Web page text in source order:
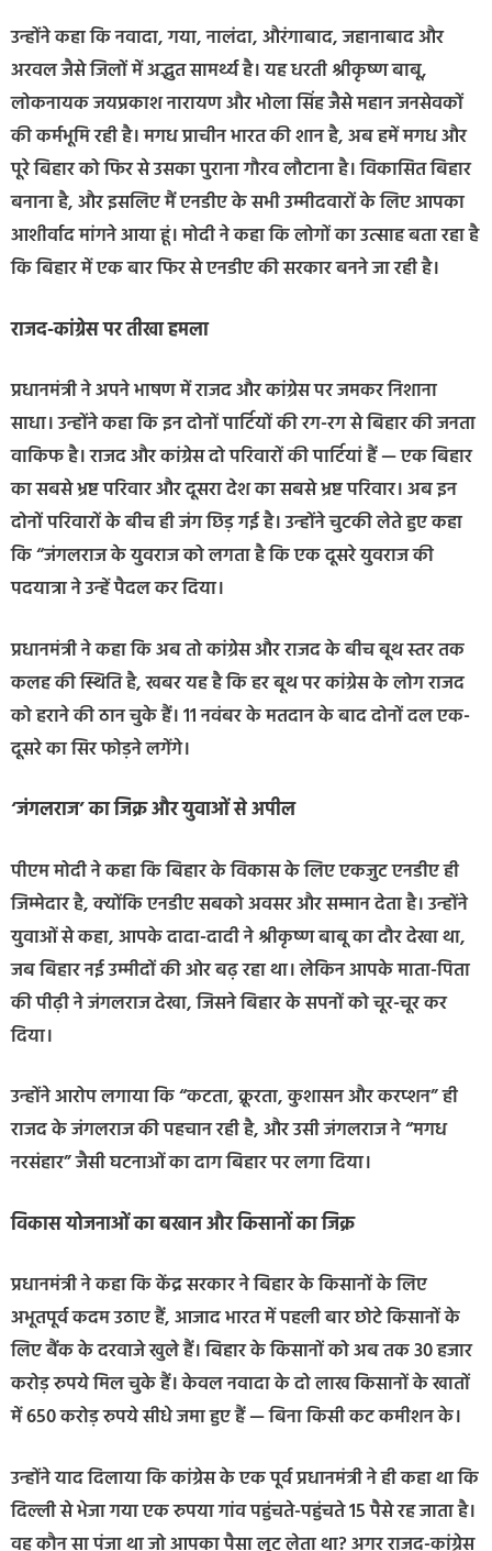
उन्होंने कहा कि नवादा, गया, नालंदा, औरंगाबाद, जहानाबाद और
अरवल जैसे जिलों में अद्भुत सामर्थ्य है। यह धरती श्रीकृष्ण बाबू,
लोकनायक जयप्रकाश नारायण और भोला सिंह जैसे महान जनसेवकों
की कर्मभूमि रही है। मगध प्राचीन भारत की शान है, अब हमें मगध और
पूरे बिहार को फिर से उसका पुराना गौरव लौटाना है। विकासित बिहार
बनाना है, और इसलिए मैं एनडीए के सभी उम्मीदवारों के लिए आपका
आशीर्वाद मांगने आया हूं। मोदी ने कहा कि लोगों का उत्साह बता रहा है
कि बिहार में एक बार फिर से एनडीए की सरकार बनने जा रही है।
राजद-कांग्रेस पर तीखा हमला
प्रधानमंत्री ने अपने भाषण में राजद और कांग्रेस पर जमकर निशाना
साधा। उन्होंने कहा कि इन दोनों पार्टियों की रग-रग से बिहार की जनता
वाकिफ है। राजद और कांग्रेस दो परिवारों की पार्टियां हैं — एक बिहार
का सबसे भ्रष्ट परिवार और दूसरा देश का सबसे भ्रष्ट परिवार। अब इन
दोनों परिवारों के बीच ही जंग छिड़ गई है। उन्होंने चुटकी लेते हुए कहा
कि “जंगलराज के युवराज को लगता है कि एक दूसरे युवराज की
पदयात्रा ने उन्हें पैदल कर दिया।
प्रधानमंत्री ने कहा कि अब तो कांग्रेस और राजद के बीच बूथ स्तर तक
कलह की स्थिति है, खबर यह है कि हर बूथ पर कांग्रेस के लोग राजद
को हराने की ठान चुके हैं। 11 नवंबर के मतदान के बाद दोनों दल एक-
दूसरे का सिर फोड़ने लगेंगे।
‘जंगलराज’ का जिक्र और युवाओं से अपील
पीएम मोदी ने कहा कि बिहार के विकास के लिए एकजुट एनडीए ही
जिम्मेदार है, क्योंकि एनडीए सबको अवसर और सम्मान देता है। उन्होंने
युवाओं से कहा, आपके दादा-दादी ने श्रीकृष्ण बाबू का दौर देखा था,
जब बिहार नई उम्मीदों की ओर बढ़ रहा था। लेकिन आपके माता-पिता
की पीढ़ी ने जंगलराज देखा, जिसने बिहार के सपनों को चूर-चूर कर
दिया।
उन्होंने आरोप लगाया कि “कटता, क्रूरता, कुशासन और करप्शन” ही
राजद के जंगलराज की पहचान रही है, और उसी जंगलराज ने “मगध
नरसंहार” जैसी घटनाओं का दाग बिहार पर लगा दिया।
विकास योजनाओं का बखान और किसानों का जिक्र
प्रधानमंत्री ने कहा कि केंद्र सरकार ने बिहार के किसानों के लिए
अभूतपूर्व कदम उठाए हैं, आजाद भारत में पहली बार छोटे किसानों के
लिए बैंक के दरवाजे खुले हैं। बिहार के किसानों को अब तक 30 हजार
करोड़ रुपये मिल चुके हैं। केवल नवादा के दो लाख किसानों के खातों
में 650 करोड़ रुपये सीधे जमा हुए हैं — बिना किसी कट कमीशन के।
उन्होंने याद दिलाया कि कांग्रेस के एक पूर्व प्रधानमंत्री ने ही कहा था कि
दिल्ली से भेजा गया एक रुपया गांव पहुंचते-पहुंचते 15 पैसे रह जाता है।
वह कौन सा पंजा था जो आपका पैसा लूट लेता था? अगर राजद-कांग्रेस